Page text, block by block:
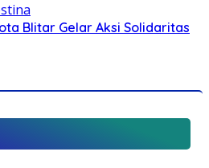
Blitar Gelar Aksi Solidaritas